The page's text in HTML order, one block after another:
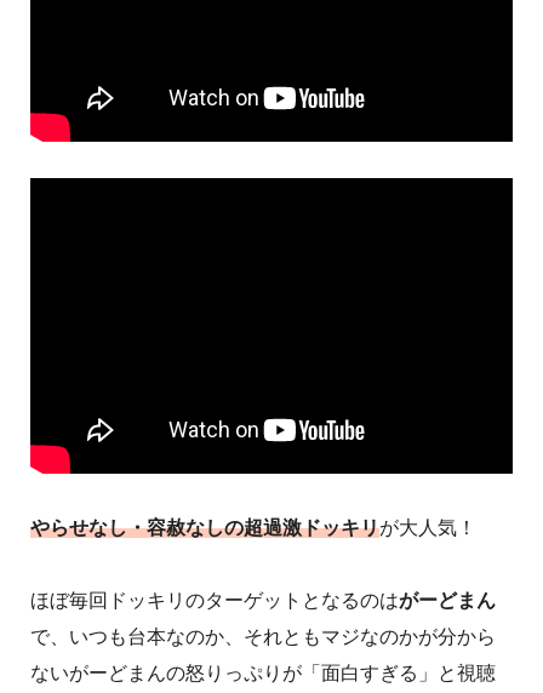
やらせなし・容赦なしの超過激ドッキリが大人気！
ほぼ毎回ドッキリのターゲットとなるのはがーどまん
で、いつも台本なのか、それともマジなのかが分から
ないがーどまんの怒りっぷりが「面白すぎる」と視聴